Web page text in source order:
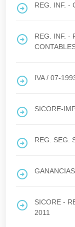
REG. INF. -
REG. INF. -
IVA/ 07-
SICORE-
REG. SEG.
SICORE -
2011